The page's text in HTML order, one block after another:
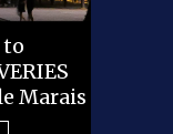
to
Marais